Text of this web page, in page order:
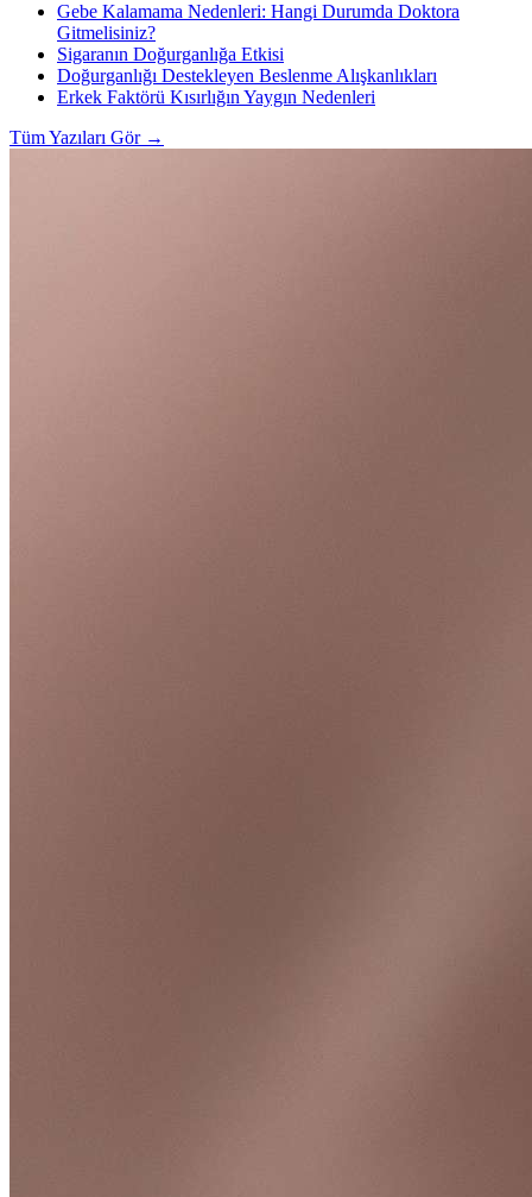
Gebe Kalamama Nedenleri: Hangi Durumda Doktora
Gitmelisiniz?
Sigaranın Doğurganlığa Etkisi
Doğurganlığı Destekleyen Beslenme Alışkanlıkları
Erkek Faktörü Kısırlığın Yaygın Nedenleri
Tüm Yazıları Gör →